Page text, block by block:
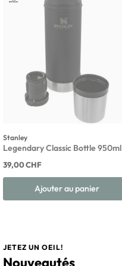
Stanley
Legendary Classic Bottle 950ml
39,00 CHF
Ajouter au panier
JETEZ UN OEIL!
Nouveautés